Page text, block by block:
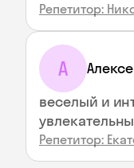
Репетитор:
А
веселый и
Репетитор: